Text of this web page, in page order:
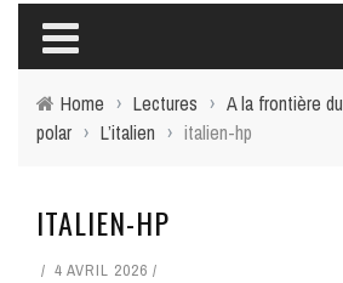
Home › Lectures › A la frontière du
polar › L’italien › italien-hp
ITALIEN-HP
4 AVRIL 2026